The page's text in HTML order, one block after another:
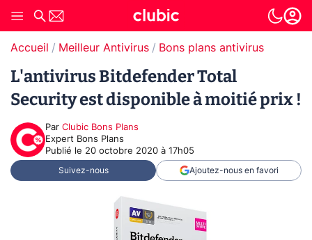
Accueil Meilleur Antivirus Bons plans antivirus
L'antivirus Bitdefender Total
Security est disponible à moitié prix !
Par Clubic Bons Plans
Expert Bons Plans
Publié le 20 octobre 2020 à 17h05
Suivez-nous Ajoutez-nous en favori